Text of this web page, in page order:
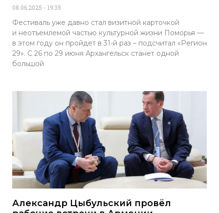
08.06.2025 19:35
Фестиваль уже давно стал визитной карточкой
и неотъемлемой частью культурной жизни Поморья —
в этом году он пройдет в 31-й раз – подсчитал «Регион
29». С 26 по 29 июня Архангельск станет одной
большой
Александр Цыбульский провёл